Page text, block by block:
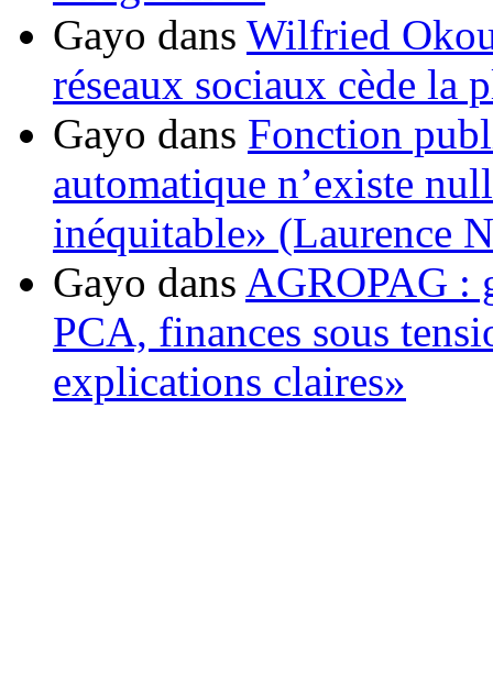
Gayo dans Wilfried
réseaux sociaux cède la
Gayo dans Fonction
automatique n’existe
inéquitable» (Laurence
Gayo dans AGROPAG :
PCA, finances sous
explications claires»